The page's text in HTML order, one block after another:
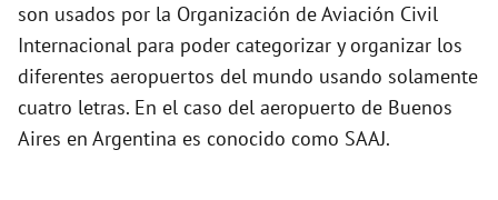
son usados por la Organización de Aviación Civil
Internacional para poder categorizar y organizar los
diferentes aeropuertos del mundo usando solamente
cuatro letras. En el caso del aeropuerto de Buenos
Aires en Argentina es conocido como SAAJ.